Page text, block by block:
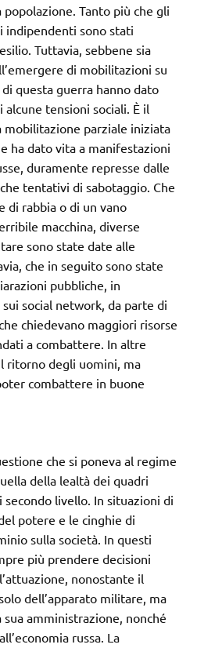
Tanto più che gli
indipendenti sono stati
Tuttavia, sebbene sia
di mobilitazioni su
questa guerra hanno dato
alcune tensioni sociali. È il
mobilitazione parziale iniziata
ha dato vita a manifestazioni
duramente represse dalle
tentativi di sabotaggio. Che
di rabbia o di un vano
macchina, diverse
sono state date alle
che in seguito sono state
pubbliche, in
social network, da parte di
chiedevano maggiori risorse
a combattere. In altre
ritorno degli uomini, ma
combattere in buone
che si poneva al regime
della lealtà dei quadri
livello. In situazioni di
potere e le cinghie di
sulla società. In questi
più prendere decisioni
nonostante il
dell’apparato militare, ma
amministrazione, nonché
russa. La